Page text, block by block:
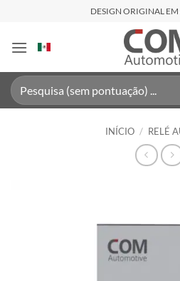
content
DESIGN ORIGINAL EM
Pesquisar
por:
INÍCIO / RELÉ